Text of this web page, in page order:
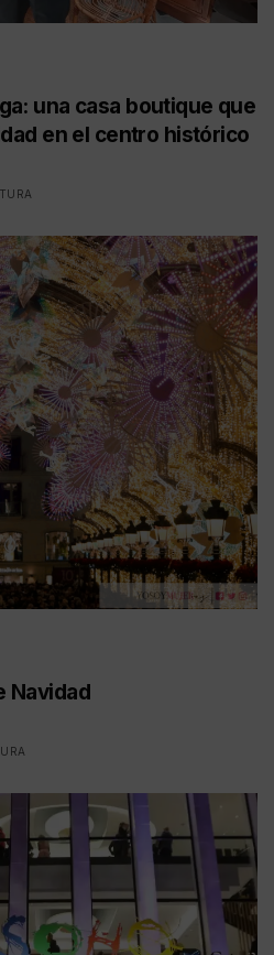
una casa boutique que
en el centro histórico
Navidad